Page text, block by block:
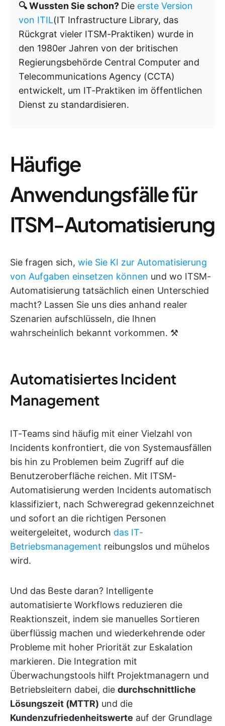
🔍 Wussten Sie schon? Die erste Version
von ITIL(IT Infrastructure Library, das
Rückgrat vieler ITSM-Praktiken) wurde in
den 1980er Jahren von der britischen
Regierungsbehörde Central Computer and
Telecommunications Agency (CCTA)
entwickelt, um IT-Praktiken im öffentlichen
Dienst zu standardisieren.
Häufige
Anwendungsfälle für
ITSM-Automatisierung
Sie fragen sich, wie Sie KI zur Automatisierung
von Aufgaben einsetzen können und wo ITSM-
Automatisierung tatsächlich einen Unterschied
macht? Lassen Sie uns dies anhand realer
Szenarien aufschlüsseln, die Ihnen
wahrscheinlich bekannt vorkommen. ⚒️
Automatisiertes Incident
Management
IT-Teams sind häufig mit einer Vielzahl von
Incidents konfrontiert, die von Systemausfällen
bis hin zu Problemen beim Zugriff auf die
Benutzeroberfläche reichen. Mit ITSM-
Automatisierung werden Incidents automatisch
klassifiziert, nach Schweregrad gekennzeichnet
und sofort an die richtigen Personen
weitergeleitet, wodurch das IT-
Betriebsmanagement reibungslos und mühelos
wird.
Und das Beste daran? Intelligente
automatisierte Workflows reduzieren die
Reaktionszeit, indem sie manuelles Sortieren
überflüssig machen und wiederkehrende oder
Probleme mit hoher Priorität zur Eskalation
markieren. Die Integration mit
Überwachungstools hilft Projektmanagern und
Betriebsleitern dabei, die durchschnittliche
Lösungszeit (MTTR) und die
Kundenzufriedenheitswerte auf der Grundlage